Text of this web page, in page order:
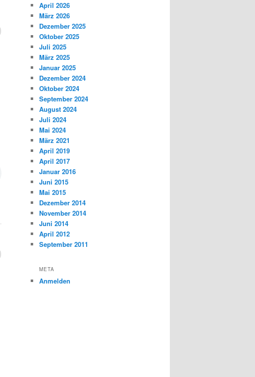
April 2026
März 2026
Dezember 2025
Oktober 2025
Juli 2025
März 2025
Januar 2025
Dezember 2024
Oktober 2024
September 2024
August 2024
Juli 2024
Mai 2024
März 2021
April 2019
April 2017
Januar 2016
Juni 2015
Mai 2015
Dezember 2014
November 2014
Juni 2014
April 2012
September 2011
META
Anmelden